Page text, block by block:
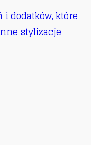
dodatków, które
stylizacje